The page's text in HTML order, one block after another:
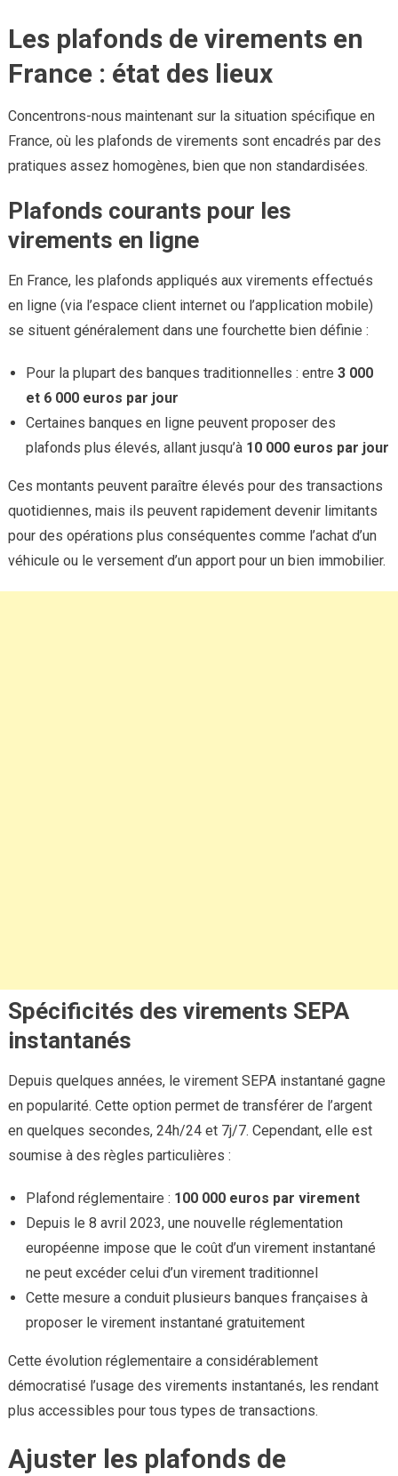
Les plafonds de virements en
France : état des lieux
Concentrons-nous maintenant sur la situation spécifique en
France, où les plafonds de virements sont encadrés par des
pratiques assez homogènes, bien que non standardisées.
Plafonds courants pour les
virements en ligne
En France, les plafonds appliqués aux virements effectués
en ligne (via l’espace client internet ou l’application mobile)
se situent généralement dans une fourchette bien définie :
Pour la plupart des banques traditionnelles : entre 3 000
et 6 000 euros par jour
Certaines banques en ligne peuvent proposer des
plafonds plus élevés, allant jusqu’à 10 000 euros par jour
Ces montants peuvent paraître élevés pour des transactions
quotidiennes, mais ils peuvent rapidement devenir limitants
pour des opérations plus conséquentes comme l’achat d’un
véhicule ou le versement d’un apport pour un bien immobilier.
Spécificités des virements SEPA
instantanés
Depuis quelques années, le virement SEPA instantané gagne
en popularité. Cette option permet de transférer de l’argent
en quelques secondes, 24h/24 et 7j/7. Cependant, elle est
soumise à des règles particulières :
Plafond réglementaire : 100 000 euros par virement
Depuis le 8 avril 2023, une nouvelle réglementation
européenne impose que le coût d’un virement instantané
ne peut excéder celui d’un virement traditionnel
Cette mesure a conduit plusieurs banques françaises à
proposer le virement instantané gratuitement
Cette évolution réglementaire a considérablement
démocratisé l’usage des virements instantanés, les rendant
plus accessibles pour tous types de transactions.
Ajuster les plafonds de